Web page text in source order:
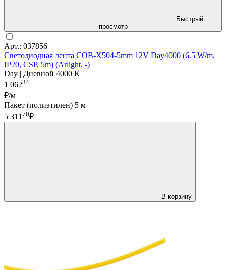
Быстрый
просмотр
Арт.: 037856
Светодиодная лента COB-X504-5mm 12V Day4000 (6.5 W/m,
IP20, CSP, 5m) (Arlight, -)
Day | Дневной 4000 K
1 06234
₽/м
Пакет (полиэтилен) 5 м
5 311 70₽
В корзину